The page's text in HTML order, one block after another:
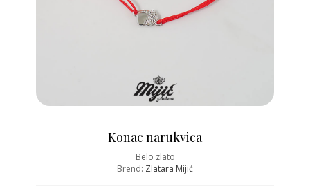
Konac narukvica
Belo zlato
Brend: Zlatara Mijić